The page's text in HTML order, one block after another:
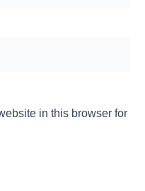
in this browser for